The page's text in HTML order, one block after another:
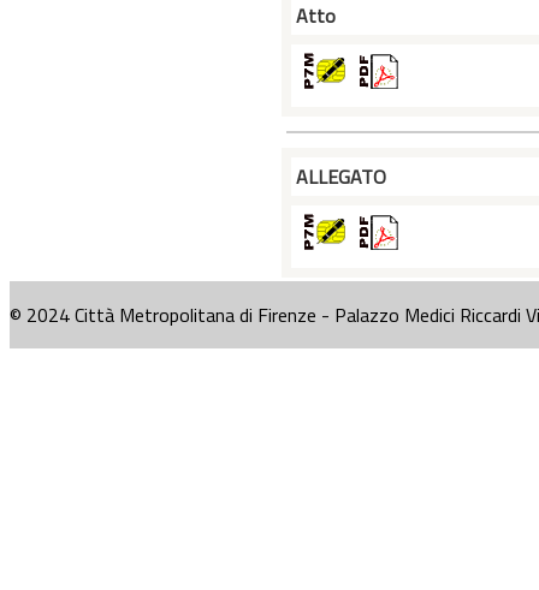
Atto
ALLEGATO
© 2024 Città Metropolitana di Firenze - Palazzo Medici Riccardi